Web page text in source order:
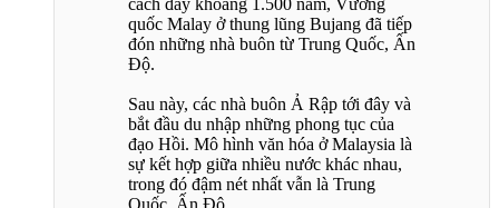
cách đây khoảng 1.500 năm, Vương
quốc Malay ở thung lũng Bujang đã tiếp
đón những nhà buôn từ Trung Quốc, Ấn
Độ.
Sau này, các nhà buôn Ả Rập tới đây và
bắt đầu du nhập những phong tục của
đạo Hồi. Mô hình văn hóa ở Malaysia là
sự kết hợp giữa nhiều nước khác nhau,
trong đó đậm nét nhất vẫn là Trung